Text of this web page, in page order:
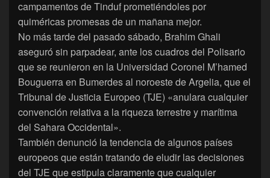
campamentos de Tinduf prometiéndoles por
quiméricas promesas de un mañana mejor.
No más tarde del pasado sábado, Brahim Ghali
aseguró sin parpadear, ante los cuadros del Polisario
que se reunieron en la Universidad Coronel M’hamed
Bouguerra en Bumerdes al noroeste de Argelia, que el
Tribunal de Justicia Europeo (TJE) «anulara cualquier
convención relativa a la riqueza terrestre y marítima
del Sahara Occidental».
También denunció la tendencia de algunos países
europeos que están tratando de eludir las decisiones
del TJE que estipula claramente que cualquier